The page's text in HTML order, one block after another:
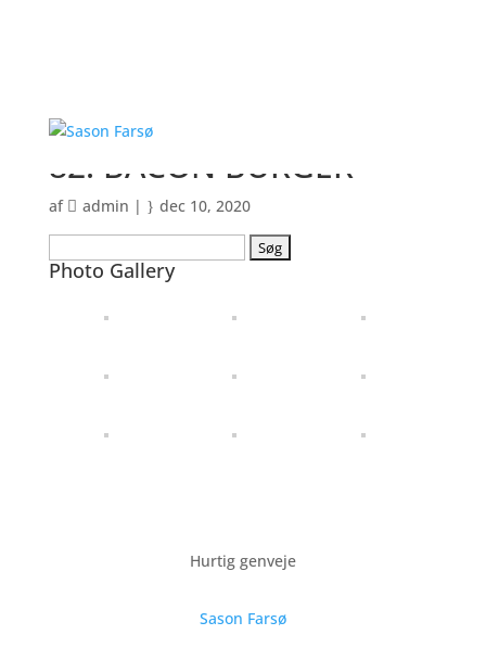
82. BACON BURGER
af admin |
dec 10, 2020
efter:
Photo Gallery
Hurtig genveje
Sason Farsø